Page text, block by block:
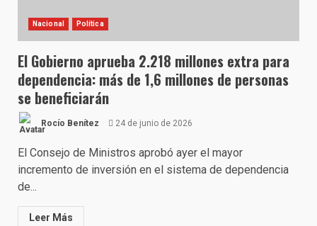
Nacional Política
El Gobierno aprueba 2.218 millones extra para
dependencia: más de 1,6 millones de personas
se beneficiarán
Rocío Benítez 24 de junio de 2026
El Consejo de Ministros aprobó ayer el mayor
incremento de inversión en el sistema de dependencia
de...
Leer Más